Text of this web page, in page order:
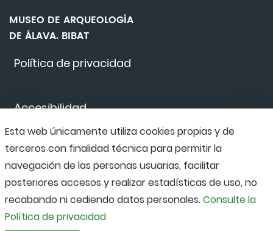
Política de privacidad
Accesibilidad
Canal de denuncias
MUSEO DE ARQUEOLOGÍA
DE ÁLAVA. BIBAT
Esta web únicamente utiliza cookies propias y de
terceros con finalidad técnica para permitir la
navegación de las personas usuarias, facilitar
posteriores accesos y realizar estadísticas de uso, no
recabando ni cediendo datos personales.Consulte la
Política de privacidad